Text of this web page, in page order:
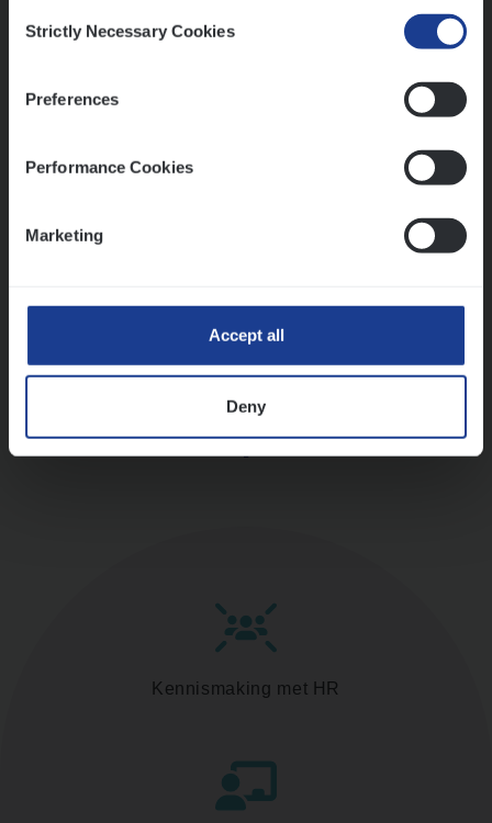
Selection
Strictly Necessary Cookies
Preferences
Performance Cookies
Marketing
Accept all
Deny
Vorige Volgende
Mathias houdt van diepgaande dossiers én droge
Thalia zoekt graag oplossingen, in games én op het
Ons sollicitatieproces
Kennismaking met HR